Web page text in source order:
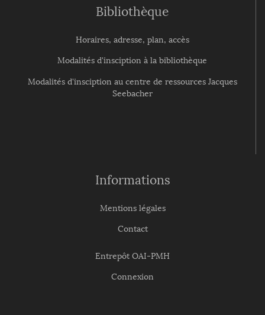
Bibliothèque
Horaires, adresse, plan, accès
Modalités d'insciption à la bibliothèque
Modalités d'insciption au centre de ressources Jacques
Seebacher
Informations
Mentions légales
Contact
Entrepôt OAI-PMH
Connexion